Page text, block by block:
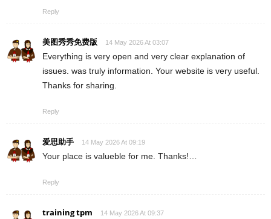
Reply
美图秀秀免费版 14 May 2026 At 03:07
Everything is very open and very clear explanation of
issues. was truly information. Your website is very useful.
Thanks for sharing.
Reply
爱思助手 14 May 2026 At 09:19
Your place is valueble for me. Thanks!…
Reply
training tpm 14 May 2026 At 09:37